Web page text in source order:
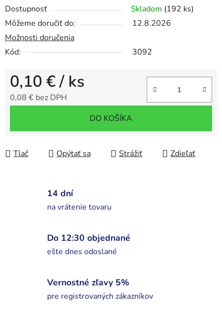
Dostupnosť Skladom (192 ks)
Môžeme doručiť do:
12.8.2026
Možnosti doručenia
Kód:
3092
0,10 €/ ks
0,08 € bez DPH
DO KOŠÍKA
Tlač Opýtať sa Strážiť Zdieľať
14 dní
na vrátenie tovaru
Do 12:30 objednané
ešte dnes odoslané
Vernostné zľavy 5%
pre registrovaných zákazníkov